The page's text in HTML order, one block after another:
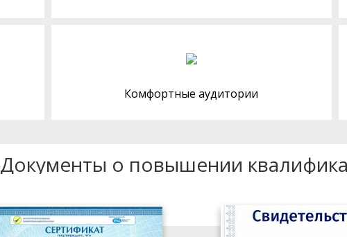
Комфортные аудитории
Документы о повышении